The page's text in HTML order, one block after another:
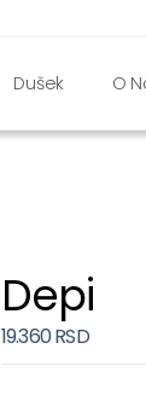
Dušek O
Depi
19.360RSD